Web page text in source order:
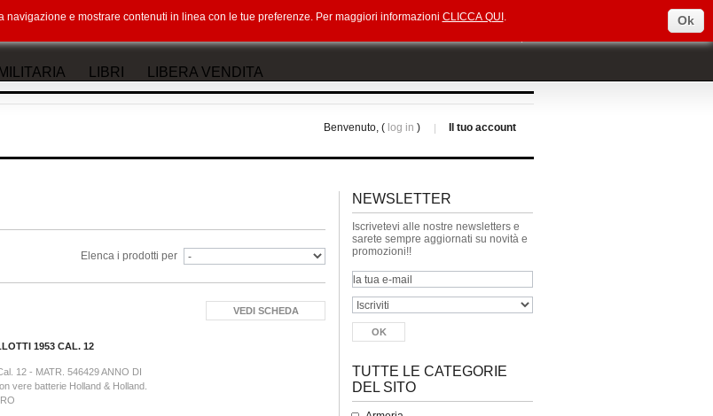
MILITARIA LIBRI LIBERA VENDITA
Il tuo account
Benvenuto, ( log in )
Elenca i prodotti per
1953 CAL. 12
12 - MATR. 546429 ANNO DI
vere batterie Holland & Holland.
VEDI SCHEDA
NEWSLETTER
Iscrivetevi alle nostre newsletters e
sarete sempre aggiornati su novità e
promozioni!!
TUTTE LE CATEGORIE
DEL SITO
e mostrare contenuti in linea con le tue preferenze. Per maggiori informazioni CLICCA QUI . Ok